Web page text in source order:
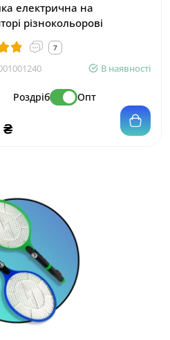
електрична на
різнокольорові
7
В наявності
Роздріб Опт
₴